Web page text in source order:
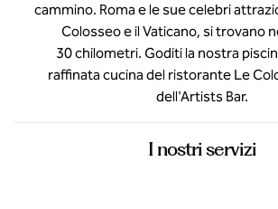
cammino. Roma e le sue celebri
Colosseo e il Vaticano, si trovano
30 chilometri. Goditi la nostra
raffinata cucina del ristorante Le
dell'Artists Bar.
I nostri servizi